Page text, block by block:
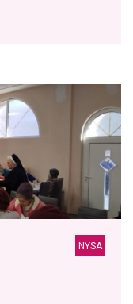
NYSA